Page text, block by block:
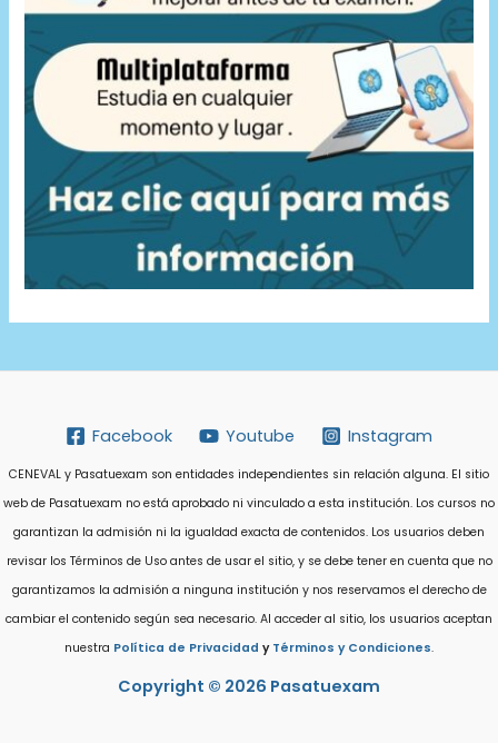
Facebook Youtube Instagram
CENEVAL y Pasatuexam son entidades independientes sin relación alguna. El sitio
web de Pasatuexam no está aprobado ni vinculado a esta institución. Los cursos no
garantizan la admisión ni la igualdad exacta de contenidos. Los usuarios deben
revisar los Términos de Uso antes de usar el sitio, y se debe tener en cuenta que no
garantizamos la admisión a ninguna institución y nos reservamos el derecho de
cambiar el contenido según sea necesario. Al acceder al sitio, los usuarios aceptan
nuestra Política de Privacidad y Términos y Condiciones.
Copyright © 2026 Pasatuexam